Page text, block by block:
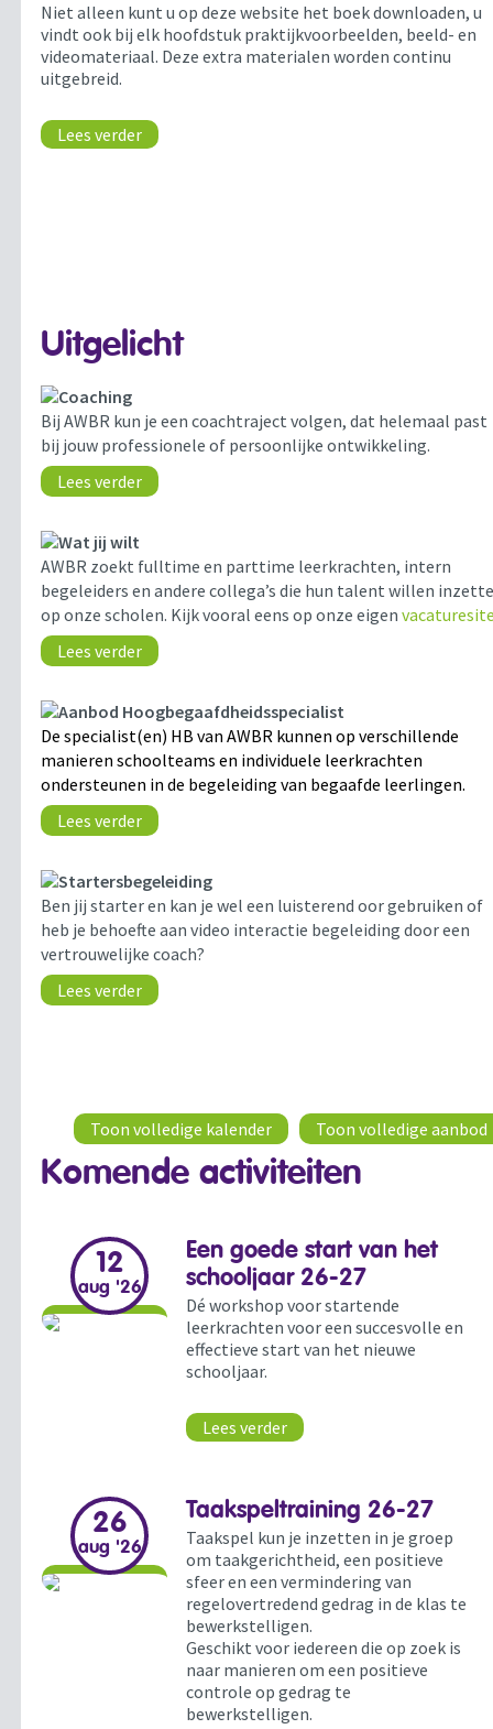
Niet alleen kunt u op deze website het boek downloaden, u
vindt ook bij elk hoofdstuk praktijkvoorbeelden, beeld- en
videomateriaal. Deze extra materialen worden continu
uitgebreid.
Lees verder
Uitgelicht
Coaching
Bij AWBR kun je een coachtraject volgen, dat helemaal past
bij jouw professionele of persoonlijke ontwikkeling.
Lees verder
Wat jij wilt
AWBR zoekt fulltime en parttime leerkrachten, intern
begeleiders en andere collega’s die hun talent willen
op onze scholen. Kijk vooral eens op onze eigen
Lees verder
Aanbod Hoogbegaafdheidsspecialist
De specialist(en) HB van AWBR kunnen op verschillende
manieren schoolteams en individuele leerkrachten
ondersteunen in de begeleiding van begaafde leerlingen.
Lees verder
Startersbegeleiding
Ben jij starter en kan je wel een luisterend oor gebruiken of
heb je behoefte aan video interactie begeleiding door een
vertrouwelijke coach?
Lees verder
Toon volledige aanbod
Toon volledige kalender
Komende activiteiten
12
aug '26
Een goede start van het
schooljaar 26-27
Dé workshop voor startende
leerkrachten voor een succesvolle en
effectieve start van het nieuwe
schooljaar.
Lees verder
26
aug '26
Taakspeltraining 26-27
Taakspel kun je inzetten in je groep
om taakgerichtheid, een positieve
sfeer en een vermindering van
regelovertredend gedrag in de klas te
bewerkstelligen.
Geschikt voor iedereen die op zoek is
naar manieren om een positieve
controle op gedrag te
bewerkstelligen.